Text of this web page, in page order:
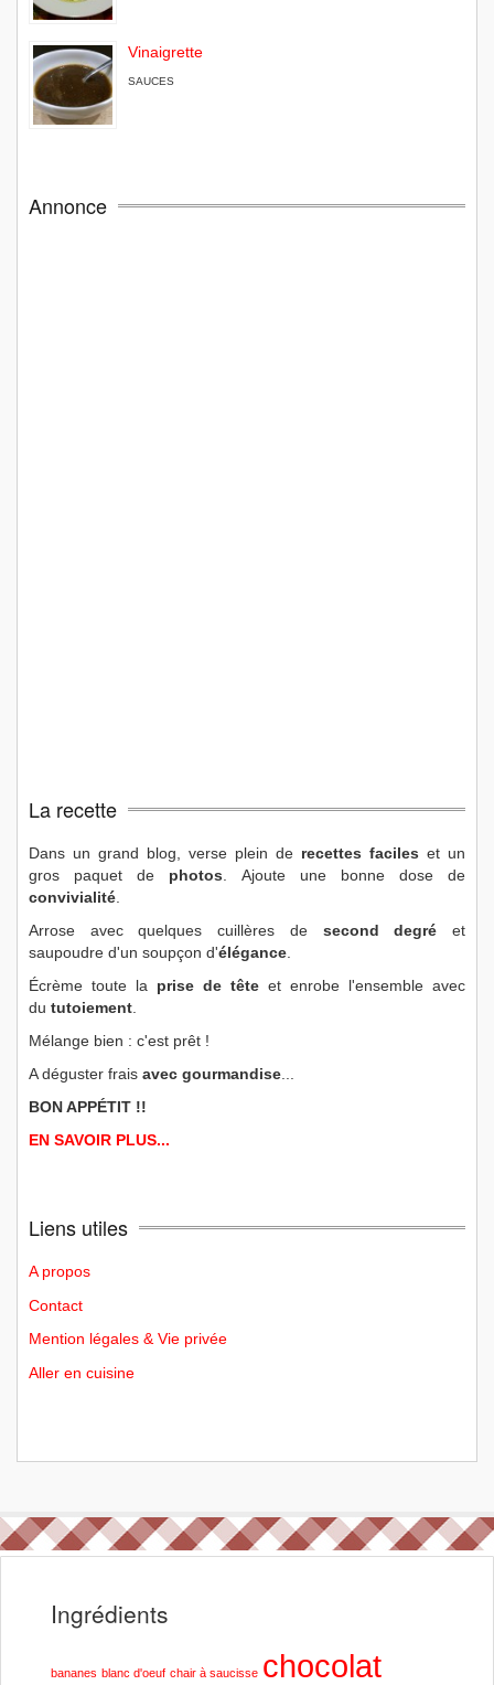
Vinaigrette
SAUCES
Annonce
La recette
Dans un grand blog, verse plein de recettes faciles et un
gros paquet de photos . Ajoute une bonne dose de
convivialité
Arrose avec quelques cuillères de second degré et
saupoudre d'un soupçon d'élégance
Écrème toute la prise de tête et enrobe l'ensemble avec
du tutoiement
Mélange bien : c'est prêt !
A déguster frais avec gourmandise
BON APPÉTIT !!
EN SAVOIR PLUS...
Liens utiles
A propos
Contact
Mention légales & Vie privée
Aller en cuisine
Ingrédients
bananes blanc d'oeuf chair à saucisse chocolat